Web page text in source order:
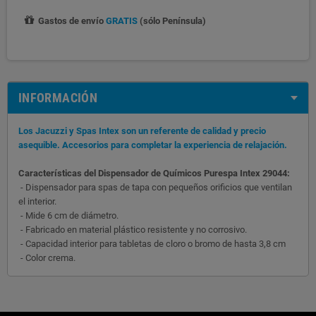
Gastos de envío GRATIS(sólo Península)
INFORMACIÓN
Los Jacuzzi y Spas Intex son un referente de calidad y precio
asequible. Accesorios para completar la experiencia de relajación.
Características del Dispensador de Químicos Purespa Intex 29044:
- Dispensador para spas de tapa con pequeños orificios que ventilan
el interior.
- Mide 6 cm de diámetro.
- Fabricado en material plástico resistente y no corrosivo.
- Capacidad interior para tabletas de cloro o bromo de hasta 3,8 cm
- Color crema.